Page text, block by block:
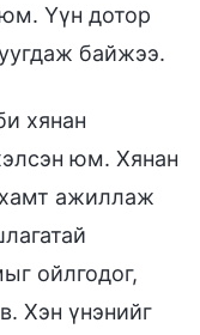
Үүн дотор
байжээ.
хянан
юм. Хянан
хамт ажиллаж
ойлгодог,
Хэн үнэнийг